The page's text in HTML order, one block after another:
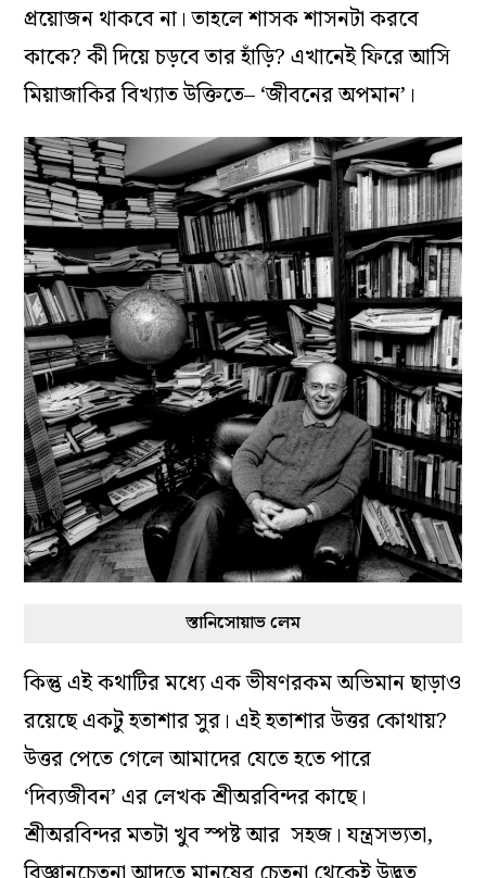
প্রয়োজন থাকবে না। তাহলে শাসক শাসনটা করবে
কাকে? কী দিয়ে চড়বে তার হাঁড়ি? এখানেই ফিরে আসি
মিয়াজাকির বিখ্যাত উক্তিতে– ‘জীবনের অপমান’।
স্তানিসোয়াভ লেম
কিন্তু এই কথাটির মধ্যে এক ভীষণরকম অভিমান ছাড়াও
রয়েছে একটু হতাশার সুর। এই হতাশার উত্তর কোথায়?
উত্তর পেতে গেলে আমাদের যেতে হতে পারে
‘দিব‍্যজীবন’ এর লেখক শ্রীঅরবিন্দর কাছে।
শ্রীঅরবিন্দর মতটা খুব স্পষ্ট আর সহজ। যন্ত্রসভ্যতা,